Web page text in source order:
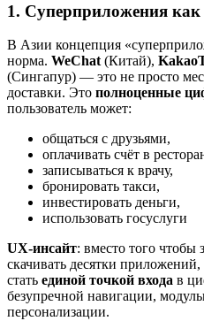
1. Суперприложения как
В Азии концепция
норма. WeChat(Китай),
(Сингапур) — это не просто
доставки. Это полноценные
пользователь может:
общаться с друзьями,
оплачивать счёт в
записываться к врачу,
бронировать такси,
инвестировать деньги,
использовать госуслуги
UX-инсайт: вместо того чтобы
скачивать десятки
стать единой точкой входа в
безупречной навигации,
персонализации.